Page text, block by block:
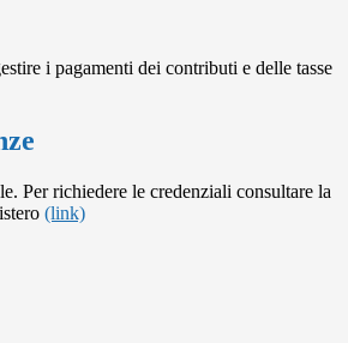
i pagamenti dei contributi e delle tasse
Per richiedere le credenziali consultare la
(link)